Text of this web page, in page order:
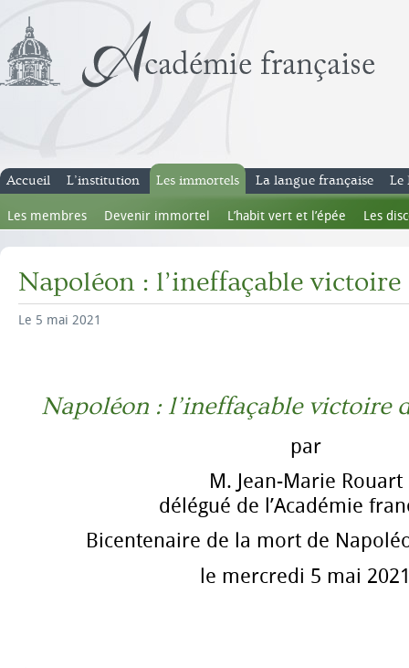
Accueil L’institution Les immortels
Les membres Devenir immortel L’habit vert et l’épée Les
La langue française Le
Napoléon : l’ineffaçable victoire
Le 5 mai 2021
Napoléon : l’ineffaçable victoire
par
M. Jean-Marie Rouart
délégué de l’Académie
Bicentenaire de la mort de
le mercredi 5 mai